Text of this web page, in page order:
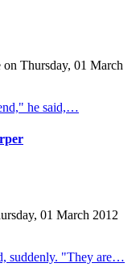
on Thursday, 01 March
he said,…
01 March 2012
suddenly. "They are…